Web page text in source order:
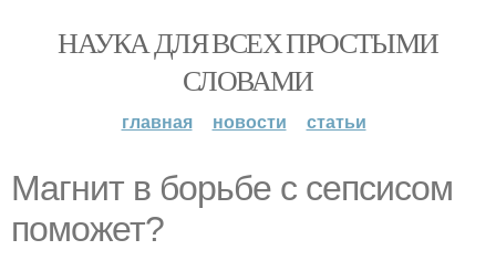
НАУКА ДЛЯ ВСЕХ ПРОСТЫМИ
СЛОВАМИ
главная новости статьи
Магнит в борьбе с сепсисом
поможет?